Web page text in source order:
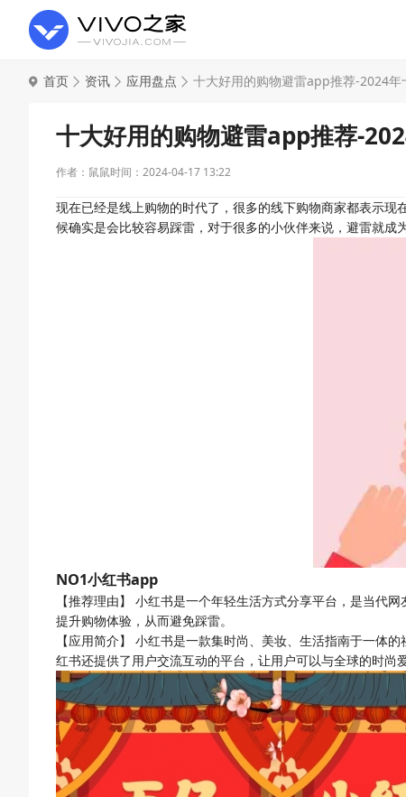
首页 资讯 应用盘点 十大好用的购物避雷app推荐-2024
十大好用的购物避雷app推荐-
作者：鼠鼠时间：2024-04-17 13:22
现在已经是线上购物的时代了，很多的线下购物商家都表示
候确实是会比较容易踩雷，对于很多的小伙伴来说，避雷就
NO1小红书app
【推荐理由】
小红书是一个年轻生活方式分享平台，是当代
提升购物体验，从而避免踩雷。
【应用简介】
小红书是一款集时尚、美妆、生活指南于一体
红书还提供了用户交流互动的平台，让用户可以与全球的时尚